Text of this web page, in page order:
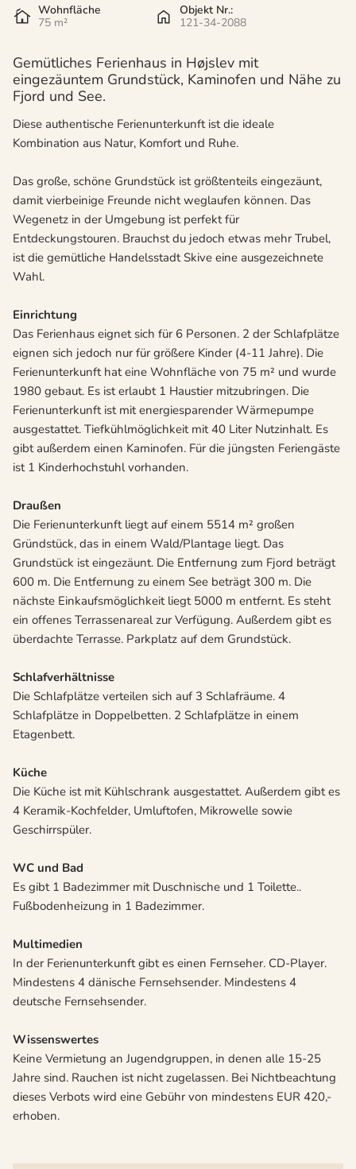
Wohnfläche
75 m²
Objekt Nr.:
121-34-2088
Gemütliches Ferienhaus in Højslev mit
eingezäuntem Grundstück, Kaminofen und Nähe zu
Fjord und See.
Diese authentische Ferienunterkunft ist die ideale
Kombination aus Natur, Komfort und Ruhe.
Das große, schöne Grundstück ist größtenteils eingezäunt,
damit vierbeinige Freunde nicht weglaufen können. Das
Wegenetz in der Umgebung ist perfekt für
Entdeckungstouren. Brauchst du jedoch etwas mehr Trubel,
ist die gemütliche Handelsstadt Skive eine ausgezeichnete
Wahl.
Einrichtung
Das Ferienhaus eignet sich für 6 Personen. 2 der Schlafplätze
eignen sich jedoch nur für größere Kinder (4-11 Jahre). Die
Ferienunterkunft hat eine Wohnfläche von 75 m² und wurde
1980 gebaut. Es ist erlaubt 1 Haustier mitzubringen. Die
Ferienunterkunft ist mit energiesparender Wärmepumpe
ausgestattet. Tiefkühlmöglichkeit mit 40 Liter Nutzinhalt. Es
gibt außerdem einen Kaminofen. Für die jüngsten Feriengäste
ist 1 Kinderhochstuhl vorhanden.
Draußen
Die Ferienunterkunft liegt auf einem 5514 m² großen
Gründstück, das in einem Wald/Plantage liegt. Das
Grundstück ist eingezäunt. Die Entfernung zum Fjord beträgt
600 m. Die Entfernung zu einem See beträgt 300 m. Die
nächste Einkaufsmöglichkeit liegt 5000 m entfernt. Es steht
ein offenes Terrassenareal zur Verfügung. Außerdem gibt es
überdachte Terrasse. Parkplatz auf dem Grundstück.
Schlafverhältnisse
Die Schlafplätze verteilen sich auf 3 Schlafräume. 4
Schlafplätze in Doppelbetten. 2 Schlafplätze in einem
Etagenbett.
Küche
Die Küche ist mit Kühlschrank ausgestattet. Außerdem gibt es
4 Keramik-Kochfelder, Umluftofen, Mikrowelle sowie
Geschirrspüler.
WC und Bad
Es gibt 1 Badezimmer mit Duschnische und 1 Toilette..
Fußbodenheizung in 1 Badezimmer.
Multimedien
In der Ferienunterkunft gibt es einen Fernseher. CD-Player.
Mindestens 4 dänische Fernsehsender. Mindestens 4
deutsche Fernsehsender.
Wissenswertes
Keine Vermietung an Jugendgruppen, in denen alle 15-25
Jahre sind. Rauchen ist nicht zugelassen. Bei Nichtbeachtung
dieses Verbots wird eine Gebühr von mindestens EUR 420,-
erhoben.